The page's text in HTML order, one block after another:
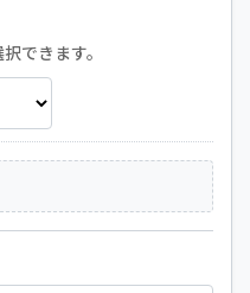
できます。